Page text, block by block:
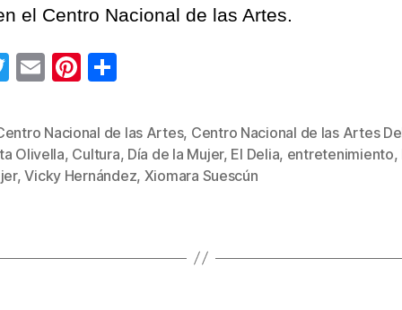
el Centro Nacional de las Artes.
T
tt
er
E
ail
Pi
er
e
st
m
p
ar
Nacional de las Artes, Centro Nacional de las Artes
Olivella, Cultura, Día de la Mujer, El Delia, entretenimiento,
,Vicky Hernández, Xiomara Suescún